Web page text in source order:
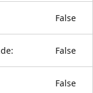
False
False
False